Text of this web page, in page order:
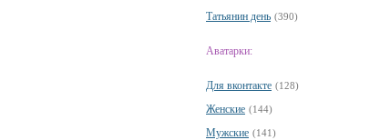
Татьянин день (390)
Аватарки:
Для вконтакте (128)
Женские (144)
Мужские (141)